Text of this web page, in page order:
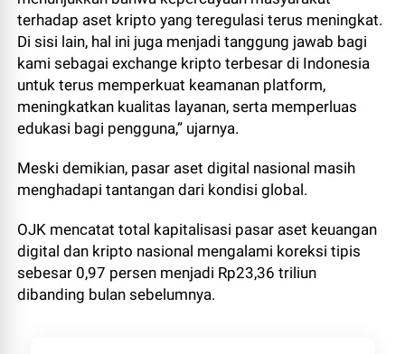
terhadap aset kripto yang teregulasi terus meningkat.
Di sisi lain, hal ini juga menjadi tanggung jawab bagi
kami sebagai exchange kripto terbesar di Indonesia
untuk terus memperkuat keamanan platform,
meningkatkan kualitas layanan, serta memperluas
edukasi bagi pengguna,” ujarnya.
Meski demikian, pasar aset digital nasional masih
menghadapi tantangan dari kondisi global.
OJK mencatat total kapitalisasi pasar aset keuangan
digital dan kripto nasional mengalami koreksi tipis
sebesar 0,97 persen menjadi Rp23,36 triliun
dibanding bulan sebelumnya.